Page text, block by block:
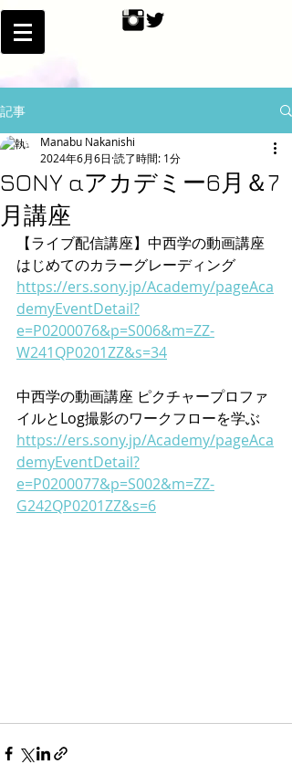
記事
SONY αアカデミー6月＆7
月講座
Manabu Nakanishi
2024年6月6日 読了時間: 1分
【ライブ配信講座】中西学の動画講座
はじめてのカラーグレーディング
https://ers.sony.jp/Academy/pageAca
demyEventDetail?
e=P0200076&p=S006&m=ZZ-
W241QP0201ZZ&s=34
中西学の動画講座 ピクチャープロファ
イルとLog撮影のワークフローを学ぶ
https://ers.sony.jp/Academy/pageAca
demyEventDetail?
e=P0200077&p=S002&m=ZZ-
G242QP0201ZZ&s=6